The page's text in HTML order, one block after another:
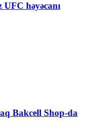
həyəcanı
Bakcell Shop-da